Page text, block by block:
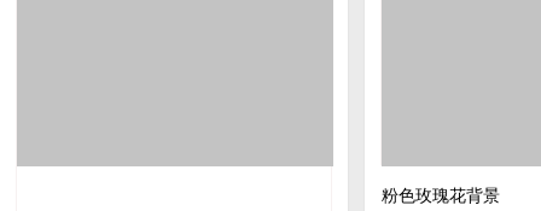
粉色玫瑰花背景